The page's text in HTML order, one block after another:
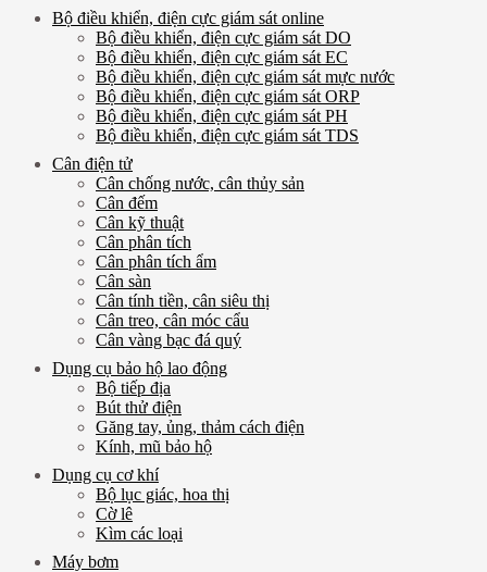
Bộ điều khiển, điện cực giám sát online
Bộ điều khiển, điện cực giám sát DO
Bộ điều khiển, điện cực giám sát EC
Bộ điều khiển, điện cực giám sát mực nước
Bộ điều khiển, điện cực giám sát ORP
Bộ điều khiển, điện cực giám sát PH
Bộ điều khiển, điện cực giám sát TDS
Cân điện tử
Cân chống nước, cân thủy sản
Cân đếm
Cân kỹ thuật
Cân phân tích
Cân phân tích ẩm
Cân sàn
Cân tính tiền, cân siêu thị
Cân treo, cân móc cẩu
Cân vàng bạc đá quý
Dụng cụ bảo hộ lao động
Bộ tiếp địa
Bút thử điện
Găng tay, ủng, thảm cách điện
Kính, mũ bảo hộ
Dụng cụ cơ khí
Bộ lục giác, hoa thị
Cờ lê
Kìm các loại
Máy bơm